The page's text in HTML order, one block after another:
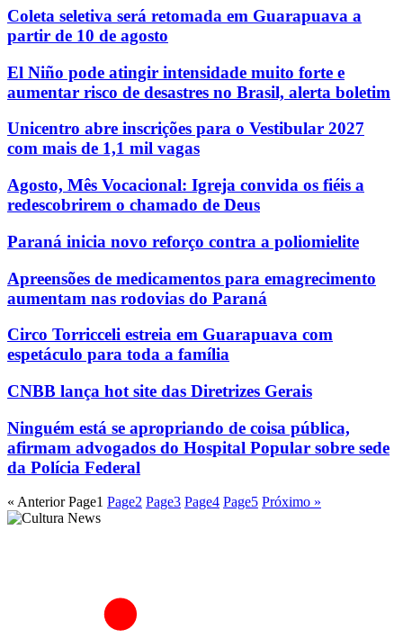
Coleta seletiva será retomada em Guarapuava a
partir de 10 de agosto
El Niño pode atingir intensidade muito forte e
aumentar risco de desastres no Brasil, alerta boletim
Unicentro abre inscrições para o Vestibular 2027
com mais de 1,1 mil vagas
Agosto, Mês Vocacional: Igreja convida os fiéis a
redescobrirem o chamado de Deus
Paraná inicia novo reforço contra a poliomielite
Apreensões de medicamentos para emagrecimento
aumentam nas rodovias do Paraná
Circo Torricceli estreia em Guarapuava com
espetáculo para toda a família
CNBB lança hot site das Diretrizes Gerais
Ninguém está se apropriando de coisa pública,
afirmam advogados do Hospital Popular sobre sede
da Polícia Federal
« Anterior Page1 Page2 Page3 Page4 Page5 Próximo »